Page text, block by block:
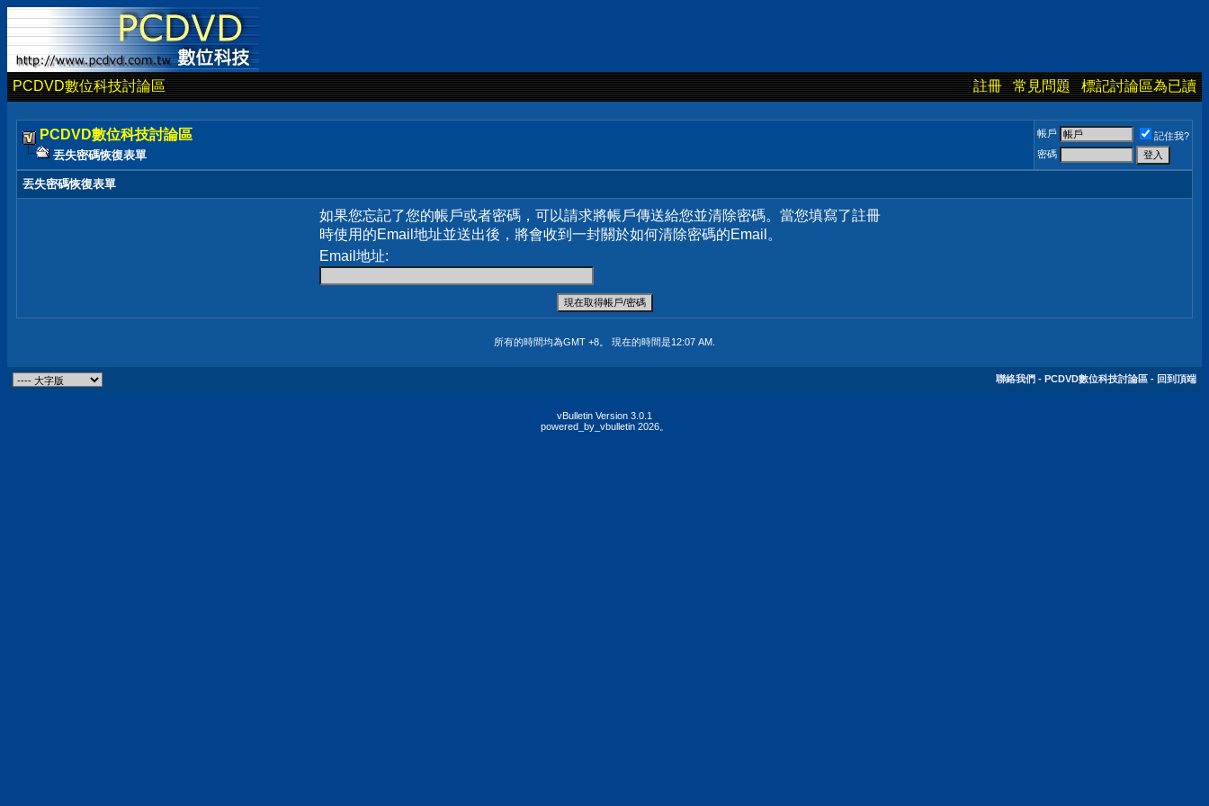
PCDVD數位科技討論區 註冊 常見問題 標記討論區為已讀
PCDVD數位科技討論區
丟失密碼恢復表單
帳戶
記住我?
密碼
丟失密碼恢復表單
如果您忘記了您的帳戶或者密碼，可以請求將帳戶傳送給您並清除密碼。當您填寫了註冊
時使用的Email地址並送出後，將會收到一封關於如何清除密碼的Email。
Email地址:
所有的時間均為GMT +8。 現在的時間是12:07 AM
聯絡我們 - PCDVD數位科技討論區 - 回到頂端
vBulletin Version 3.0.1
powered_by_vbulletin 2026。